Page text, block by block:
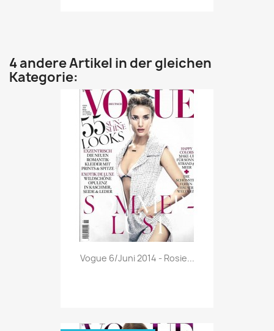
4 andere Artikel in der gleichen
Kategorie:
Vorschau
Vogue 6/Juni 2014 - Rosie...